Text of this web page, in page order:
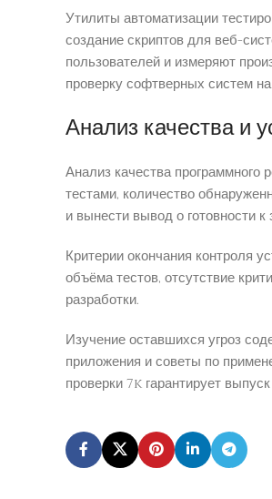
Утилиты автоматизации
создание скриптов для веб-
пользователей и измеряют
проверку софтверных систем
Анализ качества и
Анализ качества программного
тестами, количество
и вынести вывод о готовности к
Критерии окончания контроля
объёма тестов, отсутствие
разработки.
Изучение оставшихся угроз
приложения и советы по
проверки 7k гарантирует